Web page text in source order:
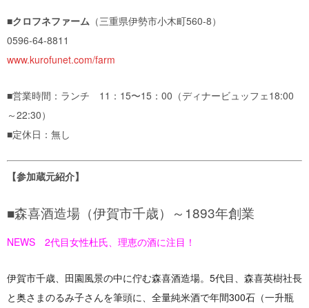
■クロフネファーム （三重県伊勢市小木町560-8）
0596-64-8811
www.kurofunet.com/farm
■営業時間：ランチ 11：15〜15：00（ディナービュッフェ18:00
～22:30）
■定休日：無し
【参加蔵元紹介】
■森喜酒造場（伊賀市千歳）～1893年創業
NEWS 2代目女性杜氏、理恵の酒に注目！
伊賀市千歳、田園風景の中に佇む森喜酒造場。5代目、森喜英樹社長
と奥さまのるみ子さんを筆頭に、全量純米酒で年間300石（一升瓶